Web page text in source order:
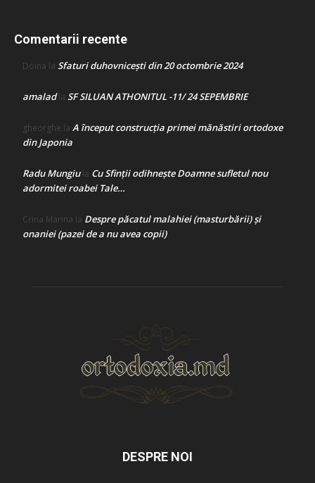
Comentarii recente
Doina la Sfaturi duhovnicești din 20 octombrie 2024
amaladla SF SILUAN ATHONITUL -11/ 24 SEPEMBRIE
gheorghe la A început construcţia primei mănăstiri ortodoxe
din Japonia
Radu Mungiula Cu Sfinții odihnește Doamne sufletul nou
adormitei roabei Tale…
Crina Marina la Despre păcatul malahiei (masturbării) şi
onaniei (pazei de a nu avea copii)
DESPRE NOI